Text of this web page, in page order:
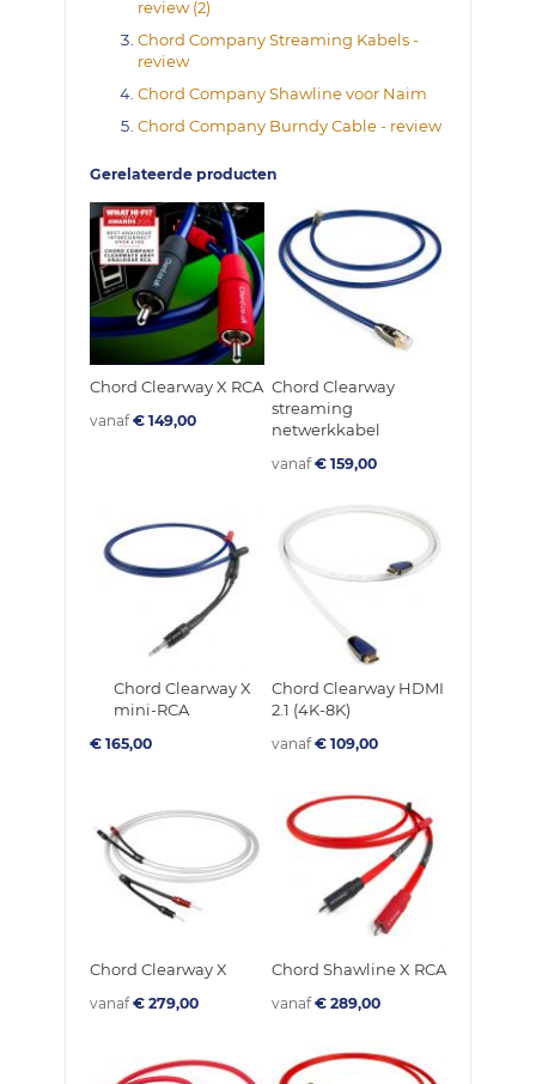
review (2)
Chord Company Streaming Kabels -
review
Chord Company Shawline voor Naim
Chord Company Burndy Cable - review
Gerelateerde producten
Chord Clearway X RCA
vanaf € 149,00
Chord Clearway
streaming
netwerkkabel
vanaf € 159,00
Chord Clearway X
mini-RCA
€ 165,00
Chord Clearway HDMI
2.1 (4K-8K)
vanaf € 109,00
Chord Clearway X
vanaf € 279,00
Chord Shawline X RCA
vanaf € 289,00